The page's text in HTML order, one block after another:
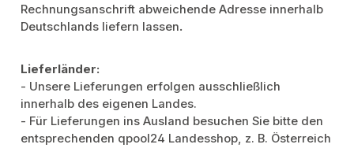
Rechnungsanschrift abweichende Adresse innerhalb
Deutschlands liefern lassen.
Lieferländer:
- Unsere Lieferungen erfolgen ausschließlich
innerhalb des eigenen Landes.
- Für Lieferungen ins Ausland besuchen Sie bitte den
entsprechenden qpool24 Landesshop, z. B. Österreich